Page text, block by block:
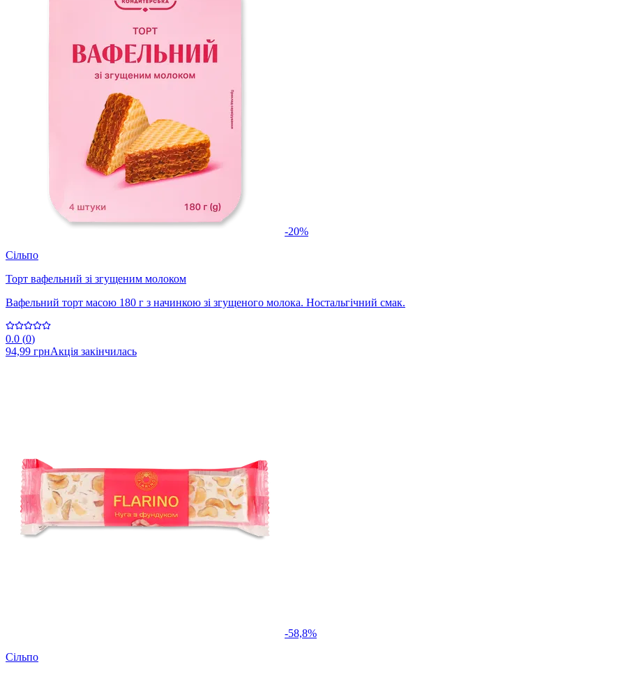
-20%
Сільпо
Торт вафельний зі згущеним молоком
Вафельний торт масою 180 г з начинкою зі згущеного молока. Ностальгічний смак.
0.0 (0)
94,99 грнАкція закінчилась
-58,8%
Сільпо